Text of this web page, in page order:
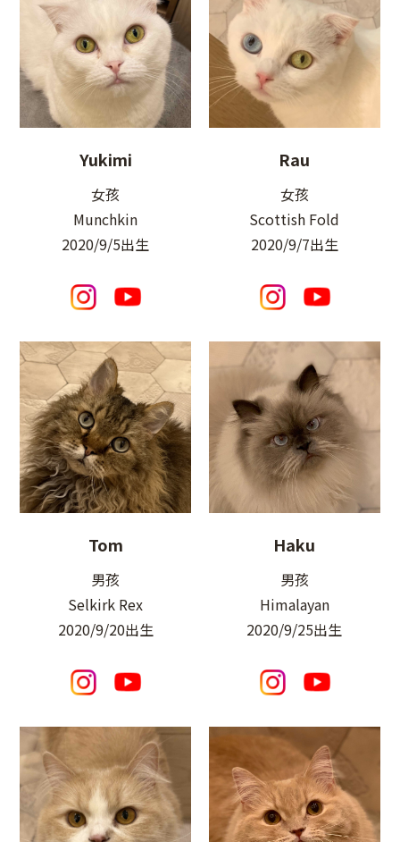
Yukimi
女孩
Munchkin
2020/9/5出生
Rau
女孩
Scottish Fold
2020/9/7出生
Tom
男孩
Selkirk Rex
2020/9/20出生
Haku
男孩
Himalayan
2020/9/25出生